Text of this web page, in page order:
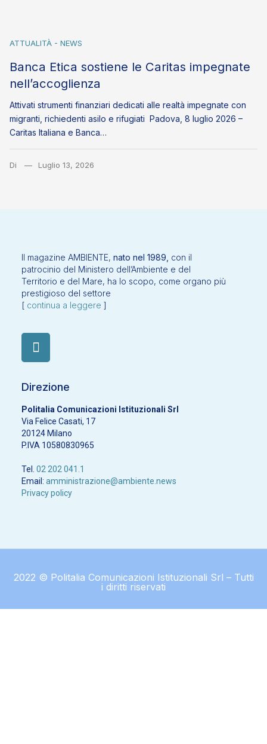
ATTUALITÀ - NEWS
Banca Etica sostiene le Caritas impegnate
nell’accoglienza
Attivati strumenti finanziari dedicati alle realtà impegnate con
migranti, richiedenti asilo e rifugiati Padova, 8 luglio 2026 –
Caritas Italiana e Banca…
Di Luglio 13, 2026
Il magazine AMBIENTE, nato nel 1989, con il
patrocinio del Ministero dell’Ambiente e del
Territorio e del Mare, ha lo scopo, come organo più
prestigioso del settore
[ continua a leggere ]
Direzione
Politalia Comunicazioni Istituzionali Srl
Via Felice Casati, 17
20124 Milano
P.IVA 10580830965
Tel. 02 202 041.1
Email: amministrazione@ambiente.news
Privacy policy
2022 © Politalia Comunicazioni Istituzionali Srl – Tutti
i diritti riservati